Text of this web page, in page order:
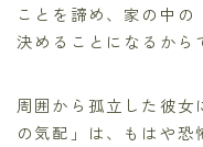
ことを諦め、家の中
決めることになるから
周囲から孤立した彼
の気配」は、もはや恐